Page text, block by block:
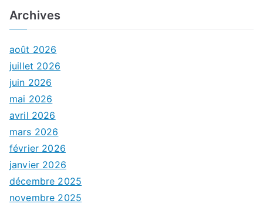
Archives
août 2026
juillet 2026
juin 2026
mai 2026
avril 2026
mars 2026
février 2026
janvier 2026
décembre 2025
novembre 2025